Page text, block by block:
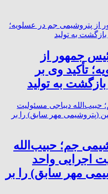
جمهور از
تأکید وی بر
به تولید
جم؛ حبیب‌الله
اجرایی واحد
مهر سابق) را بر